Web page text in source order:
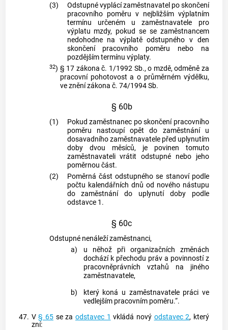
(3)
Odstupné vyplácí zaměstnavatel po skončení
pracovního poměru v nejbližším výplatním
termínu určeném u zaměstnavatele pro
výplatu mzdy, pokud se se zaměstnancem
nedohodne na výplatě odstupného v den
skončení pracovního poměru nebo na
pozdějším termínu výplaty.
32) § 17 zákona č. 1/1992 Sb., o mzdě, odměně za
pracovní pohotovost a o průměrném výdělku,
ve znění zákona č. 74/1994 Sb.
§ 60b
(1)
Pokud zaměstnanec po skončení pracovního
poměru nastoupí opět do zaměstnání u
dosavadního zaměstnavatele před uplynutím
doby dvou měsíců, je povinen tomuto
zaměstnavateli vrátit odstupné nebo jeho
poměrnou část.
(2)
Poměrná část odstupného se stanoví podle
počtu kalendářních dnů od nového nástupu
do zaměstnání do uplynutí doby podle
odstavce 1.
§ 60c
Odstupné nenáleží zaměstnanci,
a)
u něhož při organizačních změnách
dochází k přechodu práv a povinností z
pracovněprávních vztahů na jiného
zaměstnavatele,
b)
který koná u zaměstnavatele práci ve
vedlejším pracovním poměru.“.
47. V§ 65se za odstavec 1 vkládá nový odstavec 2, který
zní: